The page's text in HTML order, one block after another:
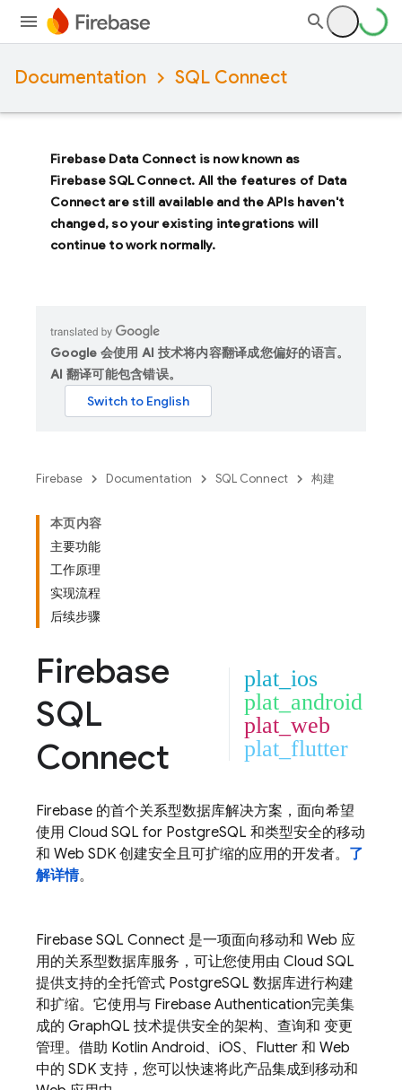
Documentation SQL Connect
Firebase Data Connectis now known as
Firebase SQL Connect. All the features of Data
Connectare still available and the APIs haven't
changed, so your existing integrations will
continue to work normally.
Google 会使用 AI 技术将内容翻译成您偏好的语言。
AI 翻译可能包含错误。
Firebase Documentation SQL Connect 构建
本页内容
主要功能
工作原理
实现流程
后续步骤
Firebase
SQL
Connect
plat_ios
plat_android
plat_web
plat_flutter
Firebase 的首个关系型数据库解决方案，面向希望
使用 Cloud SQL for PostgreSQL 和类型安全的移动
和 Web SDK 创建安全且可扩缩的应用的开发者。 了
解详情。
Firebase SQL Connect 是一项面向移动和 Web 应
用的关系型数据库服务，可让您使用由 Cloud SQL
提供支持的全托管式 PostgreSQL 数据库进行构建
和扩缩。它使用与 Firebase Authentication完美集
成的 GraphQL 技术提供安全的架构、查询和 变更
管理。借助 Kotlin Android、iOS、Flutter 和 Web
中的 SDK 支持，您可以快速将此产品集成到移动和